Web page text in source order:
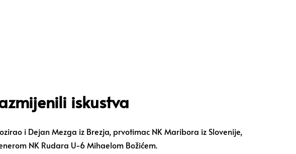
iskustva
i Dejan Mezga iz Brezja, prvotimac NK Maribora iz Slovenije,
NK Rudara U-6 Mihaelom Božićem.